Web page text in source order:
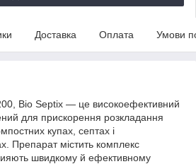
Доставка Оплата Умови
Bio Septix — це високоефективний
для прискорення розкладання
купах, септах і
Препарат містить комплекс
швидкому й ефективному